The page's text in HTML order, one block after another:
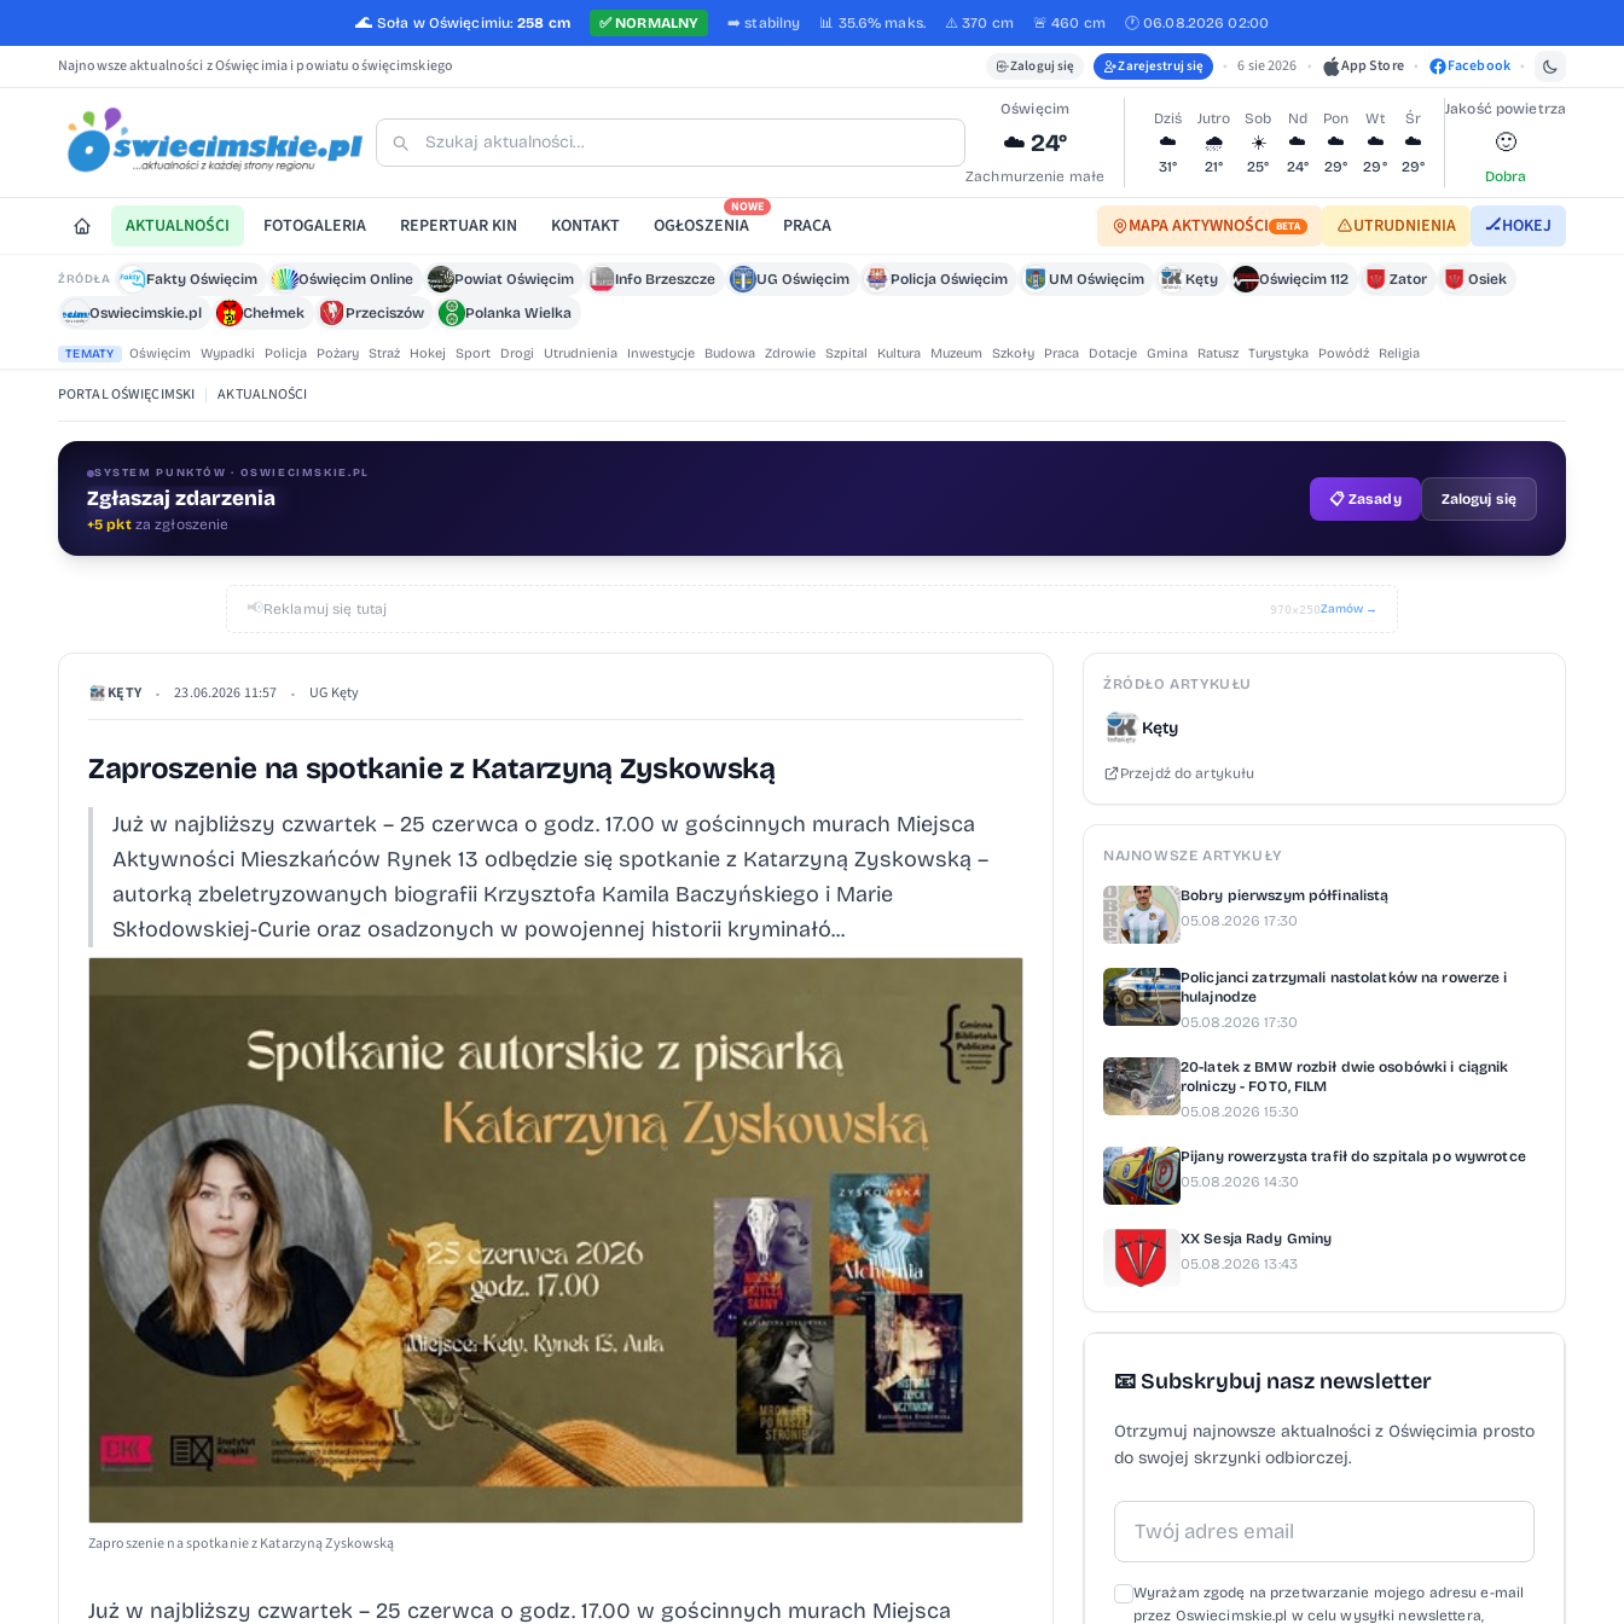
🌊 Soła w Oświęcimiu: 258 cm ✅NORMALNY ➡️stabilny 📊 35.6% maks. ⚠️ 370 cm 🚨 460 cm 🕐 06.08.2026 02:00
Najnowsze aktualności z Oświęcimia i powiatu oświęcimskiego Zaloguj się Zarejestruj się • 6 sie 2026 • App Store • Facebook •
Oświęcim
☁️ 24°
Zachmurzenie małe
Dziś
☁️
31°
Jutro
🌧️
21°
Sob
☀️
25°
Nd
☁️
24°
Pon
☁️
29°
Wt
☁️
29°
Śr
☁️
29°
Jakość powietrza
🙂
Dobra
AKTUALNOŚCI FOTOGALERIA REPERTUAR KIN KONTAKT OGŁOSZENIA
NOWE
PRACA MAPA AKTYWNOŚCI BETA UTRUDNIENIA 🏒HOKEJ
ŹRÓDŁA Fakty Oświęcim Oświęcim Online Powiat Oświęcim Info Brzeszcze UG Oświęcim Policja Oświęcim UM Oświęcim Kęty Oświęcim 112 Zator
Osiek
Oswiecimskie.pl
Chełmek Przeciszów Polanka Wielka
TEMATY Oświęcim Wypadki Policja Pożary Straż Hokej Sport Drogi Utrudnienia Inwestycje Budowa Zdrowie Szpital Kultura Muzeum Szkoły Praca Dotacje Gmina Ratusz Turystyka Powódź Religia
PORTAL OŚWIĘCIMSKI | AKTUALNOŚCI
SYSTEM PUNKTÓW · OSWIECIMSKIE.PL
Zgłaszaj zdarzenia
+5 pktza zgłoszenie
📋 Zasady Zaloguj się
📢Reklamuj się tutaj 970×250Zamów →
KĘTY • 23.06.2026 11:57 • UG Kęty
Zaproszenie na spotkanie z Katarzyną Zyskowską
Już w najbliższy czwartek – 25 czerwca o godz. 17.00 w gościnnych murach Miejsca
Aktywności Mieszkańców Rynek 13 odbędzie się spotkanie z Katarzyną Zyskowską –
autorką zbeletryzowanych biografii Krzysztofa Kamila Baczyńskiego i Marie
Skłodowskiej-Curie oraz osadzonych w powojennej historii kryminałó...
Zaproszenie na spotkanie z Katarzyną Zyskowską
Już w najbliższy czwartek – 25 czerwca o godz. 17.00 w gościnnych murach Miejsca
ŹRÓDŁO ARTYKUŁU
Kęty
Przejdź do artykułu
NAJNOWSZE ARTYKUŁY
Bobry pierwszym półfinalistą
05.08.2026 17:30
Policjanci zatrzymali nastolatków na rowerze i
hulajnodze
05.08.2026 17:30
20-latek z BMW rozbił dwie osobówki i ciągnik
rolniczy - FOTO, FILM
05.08.2026 15:30
Pijany rowerzysta trafił do szpitala po wywrotce
05.08.2026 14:30
XX Sesja Rady Gminy
05.08.2026 13:43
📧 Subskrybuj nasz newsletter
Otrzymuj najnowsze aktualności z Oświęcimia prosto
do swojej skrzynki odbiorczej.
Wyrażam zgodę na przetwarzanie mojego adresu e-mail
przez Oswiecimskie.pl w celu wysyłki newslettera,